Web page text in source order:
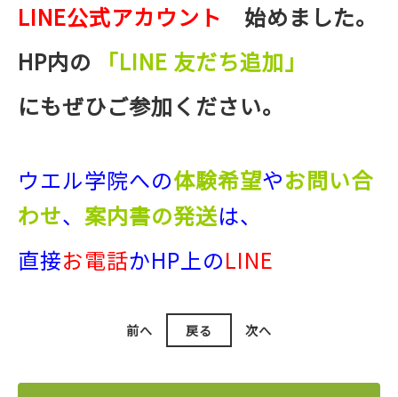
LINE公式アカウント 始めました。
HP内の
「LINE 友だち追加」
にもぜひご参加ください。
ウエル学院への体験希望やお問い合
わせ、 案内書の発送は、
直接お電話かHP上のLINE
前へ 戻る 次へ